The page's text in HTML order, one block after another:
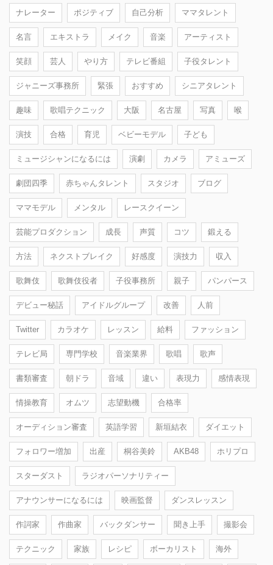
ナレーター ポジティブ 自己分析 ママタレント
名言 エキストラ メイク 音楽 アーティスト
笑顔 芸人 やり方 テレビ番組 子役タレント
ジャニーズ事務所 緊張 おすすめ シニアタレント
趣味 歌唱テクニック 大阪 名古屋 写真 喉
演技 合格 育児 ベビーモデル 子ども
ミュージシャンになるには 演劇 カメラ アミューズ
劇団四季 赤ちゃんタレント スタジオ ブログ
ママモデル メンタル レースクイーン
芸能プロダクション 成長 声質 コツ 鍛える
方法 ネクストブレイク 好感度 演技力 収入
歌舞伎 歌舞伎役者 子役事務所 親子 パンパース
デビュー秘話 アイドルグループ 改善 人前
Twitter カラオケ レッスン 給料 ファッション
テレビ局 専門学校 音楽業界 歌唱 歌声
書類審査 朝ドラ 音域 違い 表現力 感情表現
情操教育 オムツ 志望動機 合格率
オーディション審査 英語学習 新垣結衣 ダイエット
フォロワー増加 出産 桐谷美鈴 AKB48 ホリプロ
スターダスト ラジオパーソナリティー
アナウンサーになるには 映画監督 ダンスレッスン
作詞家 作曲家 バックダンサー 聞き上手 撮影会
テクニック 家族 レシピ ボーカリスト 海外